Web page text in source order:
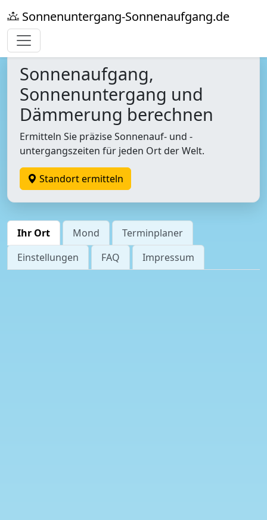
Sonnenuntergang-Sonnenaufgang.de
Sonnenaufgang,
Sonnenuntergang und
Dämmerung berechnen
Ermitteln Sie präzise Sonnenauf- und -
untergangszeiten für jeden Ort der Welt.
Standort ermitteln
Ihr Ort Mond
Terminplaner
Einstellungen
FAQ Impressum